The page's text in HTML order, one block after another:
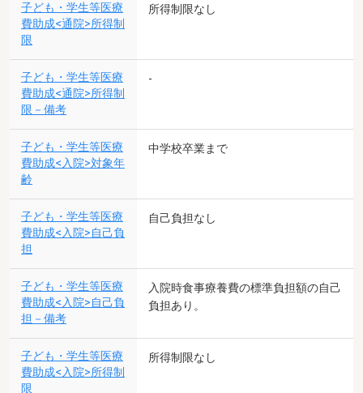
子ども・学生等医療
費助成<通院>所得制
限
所得制限なし
子ども・学生等医療
費助成<通院>所得制
限－備考
-
子ども・学生等医療
費助成<入院>対象年
齢
中学校卒業まで
子ども・学生等医療
費助成<入院>自己負
担
自己負担なし
子ども・学生等医療
費助成<入院>自己負
担－備考
入院時食事療養費の標準負担額の自己
負担あり。
子ども・学生等医療
費助成<入院>所得制
限
所得制限なし